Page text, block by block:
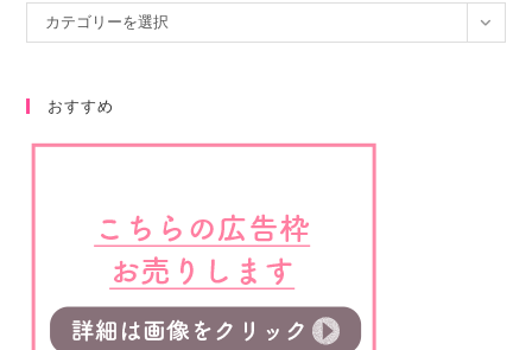
カテゴリーを選択
おすすめ